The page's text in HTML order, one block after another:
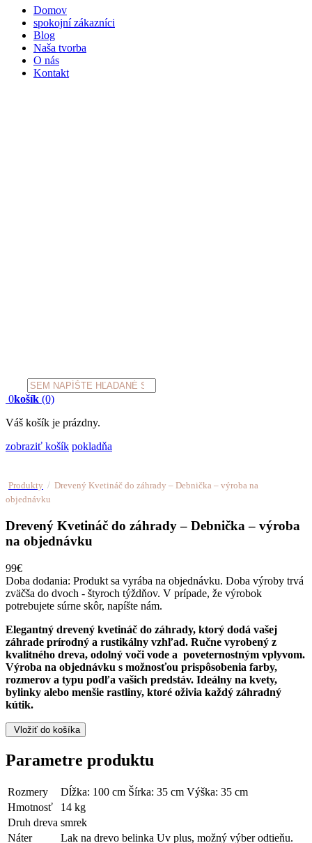
Domov
spokojní zákazníci
Blog
Naša tvorba
O nás
Kontakt
Products
search
0košík (0)
Váš košík je prázdny.
zobraziť košík pokladňa
Produkty / Drevený Kvetináč do záhrady – Debnička – výroba na
objednávku
Drevený Kvetináč do záhrady – Debnička – výroba
na objednávku
99€
Doba dodania: Produkt sa vyrába na objednávku. Doba výroby trvá
zväčša do dvoch - štyroch týždňov. V prípade, že výrobok
potrebujete súrne skôr, napíšte nám.
Elegantný drevený kvetináč do záhrady, ktorý dodá vašej
záhrade prírodný a rustikálny vzhľad. Ručne vyrobený z
kvalitného dreva, odolný voči vode a poveternostným vplyvom.
Výroba na objednávku s možnosťou prispôsobenia farby,
rozmerov a typu podľa vašich predstáv. Ideálny na kvety,
bylinky alebo menšie rastliny, ktoré oživia každý záhradný
kútik.
Vložiť do košíka
Parametre produktu
Rozmery
Dĺžka: 100 cm Šírka: 35 cm Výška: 35 cm
Hmotnosť
14 kg
Druh dreva smrek
Náter
Lak na drevo belinka Uv plus, možný výber odtieňu.